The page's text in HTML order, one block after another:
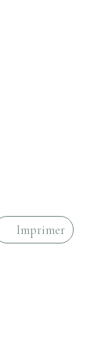
Imprimer